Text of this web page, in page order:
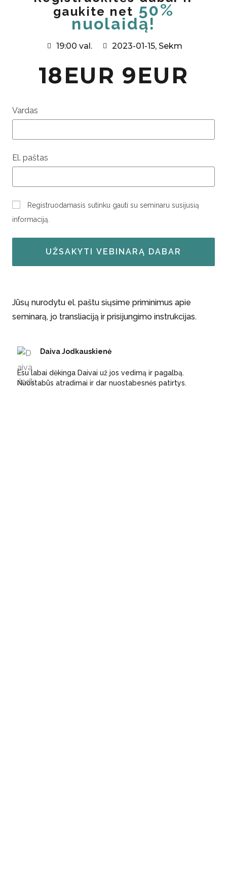
gaukite net 50%
nuolaidą!
19:00 val. 2023-01-15, Sekm
18EUR 9EUR
Vardas
El. paštas
Registruodamasis sutinku gauti su seminaru susijusią
informaciją.
UŽSAKYTI VEBINARĄ DABAR
Jūsų nurodytu el. paštu siųsime priminimus apie
seminarą, jo transliaciją ir prisijungimo instrukcijas.
Daiva Jodkauskienė
Esu labai dėkinga Daivai už jos vedimą ir pagalbą.
Nuostabūs atradimai ir dar nuostabesnės patirtys.